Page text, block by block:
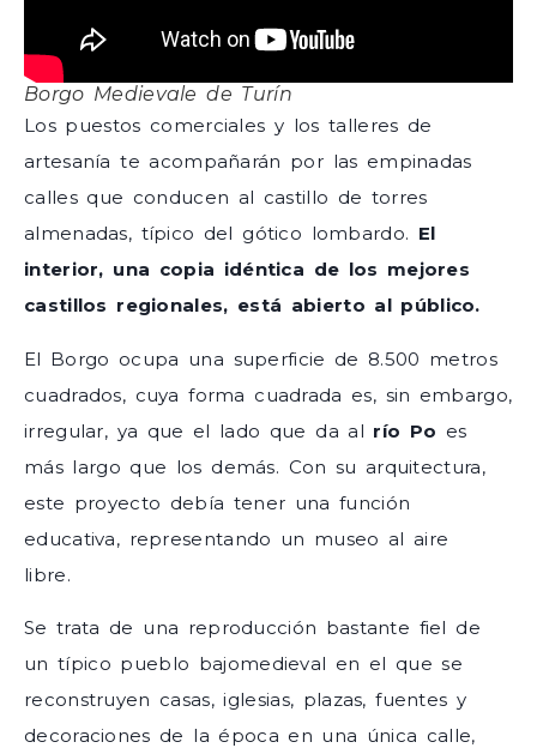
Borgo Medievale de Turín
Los puestos comerciales y los talleres de
artesanía te acompañarán por las empinadas
calles que conducen al castillo de torres
almenadas, típico del gótico lombardo. El
interior, una copia idéntica de los mejores
castillos regionales, está abierto al público.
El Borgo ocupa una superficie de 8.500 metros
cuadrados, cuya forma cuadrada es, sin embargo,
irregular, ya que el lado que da al río Po es
más largo que los demás. Con su arquitectura,
este proyecto debía tener una función
educativa, representando un museo al aire
libre.
Se trata de una reproducción bastante fiel de
un típico pueblo bajomedieval en el que se
reconstruyen casas, iglesias, plazas, fuentes y
decoraciones de la época en una única calle,